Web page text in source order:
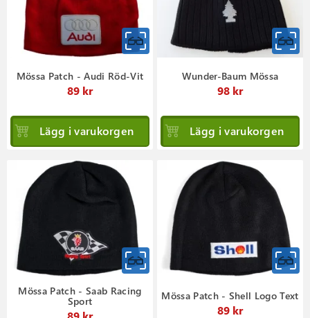
Mössa Patch - Audi Röd-Vit
89 kr
Lägg i varukorgen
Wunder-Baum Mössa
98 kr
Lägg i varukorgen
Mössa Patch - Saab Racing
Sport Mössa Patch - Shell Logo Text
89 kr